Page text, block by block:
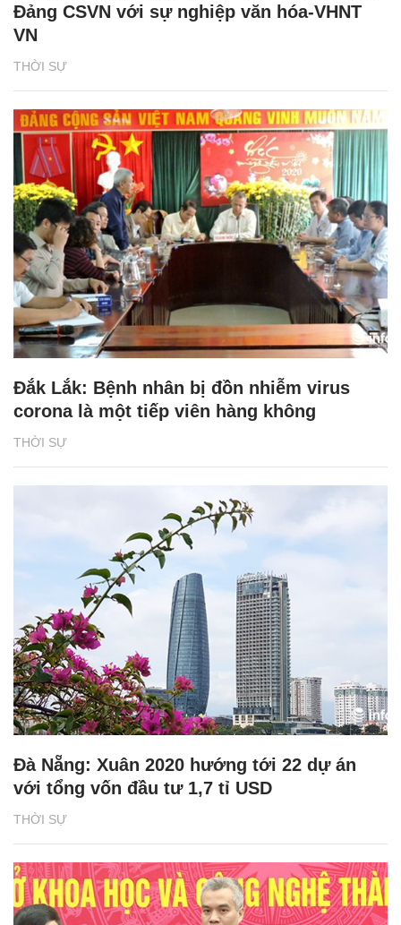
THỜI SỰ
Đảng CSVN với sự nghiệp văn hóa-VHNT
VN
THỜI SỰ
Đắk Lắk: Bệnh nhân bị đồn nhiễm virus
corona là một tiếp viên hàng không
THỜI SỰ
Đà Nẵng: Xuân 2020 hướng tới 22 dự án
với tổng vốn đầu tư 1,7 tỉ USD